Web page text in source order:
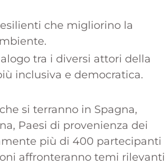
che migliorino la
tra i diversi attori della
inclusiva e democratica.
si terranno in Spagna,
Paesi di provenienza dei
più di 400 partecipanti
affronteranno temi rilevanti